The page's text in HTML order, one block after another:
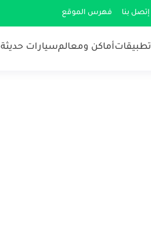
إتصل بنا فهرس الموقع
تطبيقاتأماكن ومعالمسيارات حديثة